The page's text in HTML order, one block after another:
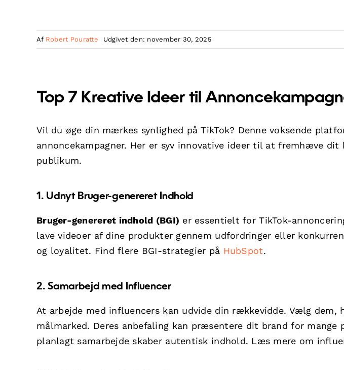
Af Robert Pouratte Udgivet den: november 30, 2025
Top 7 Kreative Ideer til
Vil du øge din mærkes synlighed på TikTok? Denne voksende
annoncekampagner. Her er syv innovative ideer til at fremhæve dit
publikum.
1. Udnyt Bruger-genereret Indhold
Bruger-genereret indhold (BGI) er essentielt for TikTok-
lave videoer af dine produkter gennem udfordringer eller
og loyalitet. Find flere BGI-strategier på HubSpot.
2. Samarbejd med Influencer
At arbejde med influencers kan udvide din rækkevidde. Vælg dem,
målmarked. Deres anbefaling kan præsentere dit brand for mange
planlagt samarbejde skaber autentisk indhold. Læs mere om